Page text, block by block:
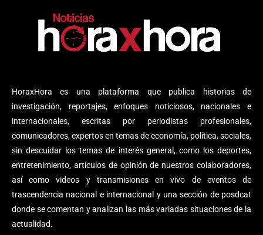
HoraxHora es una plataforma que publica historias de
investigación, reportajes, enfoques noticiosos, nacionales e
internacionales, escritas por periodistas profesionales,
comunicadores, expertos en temas de economía, política, sociales,
sin descuidar los temas de interés general, como los deportes,
entretenimiento, artículos de opinión de nuestros colaboradores,
así como videos y transmisiones en vivo de eventos de
trascendencia nacional e internacional y una sección de posdcat
donde se comentan y analizan las más variadas situaciones de la
actualidad.